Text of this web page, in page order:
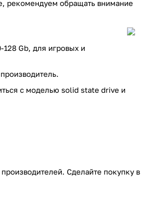
рекомендуем обращать внимание
Gb, для игровых и
с моделью solid state drive и
Сделайте покупку в